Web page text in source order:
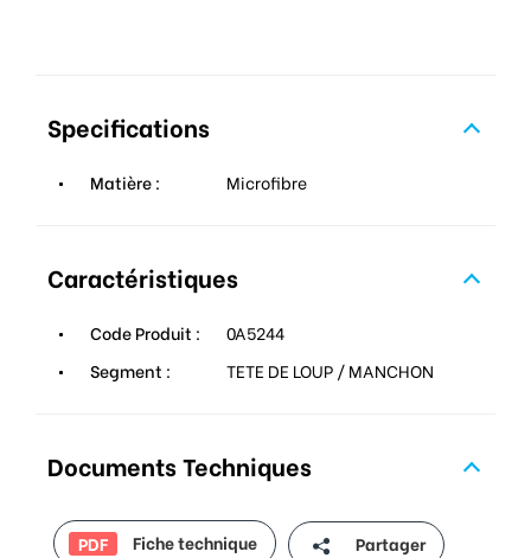
Specifications
Matière : Microfibre
Caractéristiques
Code Produit :
0A5244
Segment :
TETE DE LOUP / MANCHON
Documents Techniques
PDF Fiche technique Partager